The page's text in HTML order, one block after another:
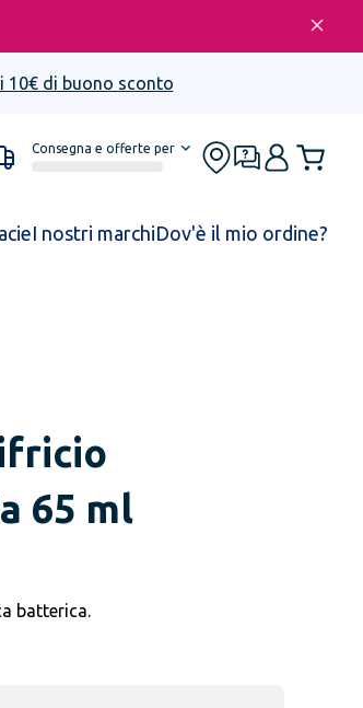
10€ di buono sconto
Consegna e offerte per
I nostri marchiDov'è il mio ordine?
65 ml
batterica.